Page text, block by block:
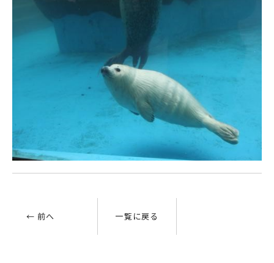
← 前へ 一覧に戻る